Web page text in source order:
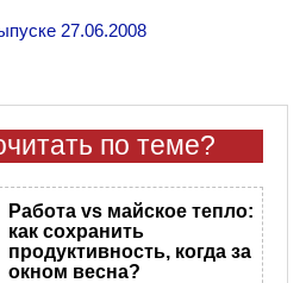
27.06.2008
по теме?
Работа vs майское тепло:
как сохранить
продуктивность, когда за
окном весна?